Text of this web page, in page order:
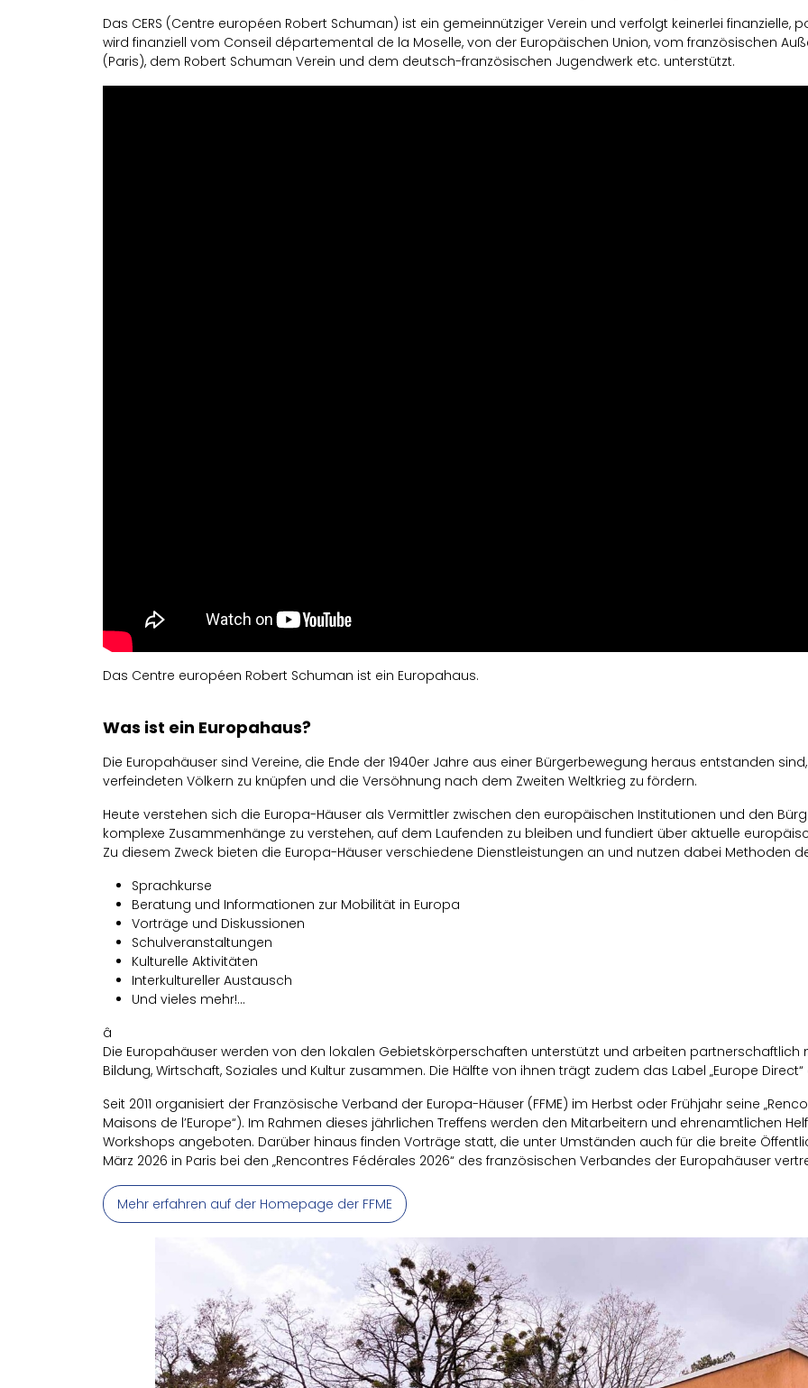
Das CERS (Centre européen Robert Schuman) ist ein gemeinnütziger Verein und verfolgt keinerlei finanzielle,
wird finanziell vom Conseil départemental de la Moselle, von der Europäischen Union, vom französischen
(Paris), dem Robert Schuman Verein und dem deutsch-französischen Jugendwerk etc. unterstützt.
Das Centre européen Robert Schuman ist ein Europahaus.
Was ist ein Europahaus?
Die Europahäuser sind Vereine, die Ende der 1940er Jahre aus einer Bürgerbewegung heraus entstanden
verfeindeten Völkern zu knüpfen und die Versöhnung nach dem Zweiten Weltkrieg zu fördern.
Heute verstehen sich die Europa-Häuser als Vermittler zwischen den europäischen Institutionen und den
komplexe Zusammenhänge zu verstehen, auf dem Laufenden zu bleiben und fundiert über aktuelle
Zu diesem Zweck bieten die Europa-Häuser verschiedene Dienstleistungen an und nutzen dabei Methoden
Sprachkurse
Beratung und Informationen zur Mobilität in Europa
Vorträge und Diskussionen
Schulveranstaltungen
Kulturelle Aktivitäten
Interkultureller Austausch
Und vieles mehr!…
â
Die Europahäuser werden von den lokalen Gebietskörperschaften unterstützt und arbeiten partnerschaftlich
Bildung, Wirtschaft, Soziales und Kultur zusammen. Die Hälfte von ihnen trägt zudem das Label „Europe
Seit 2011 organisiert der Französische Verband der Europa-Häuser (FFME) im Herbst oder Frühjahr seine
Maisons de l’Europe“). Im Rahmen dieses jährlichen Treffens werden den Mitarbeitern und ehrenamtlichen
Workshops angeboten. Darüber hinaus finden Vorträge statt, die unter Umständen auch für die breite
März 2026 in Paris bei den „Rencontres Fédérales 2026“ des französischen Verbandes der Europahäuser
Mehr erfahren auf der Homepage der FFME